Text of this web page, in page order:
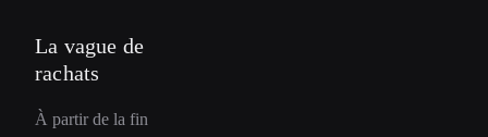
La vague de
rachats
À partir de la fin